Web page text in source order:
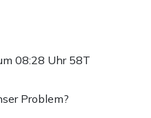
08:28 Uhr 58T
Problem?